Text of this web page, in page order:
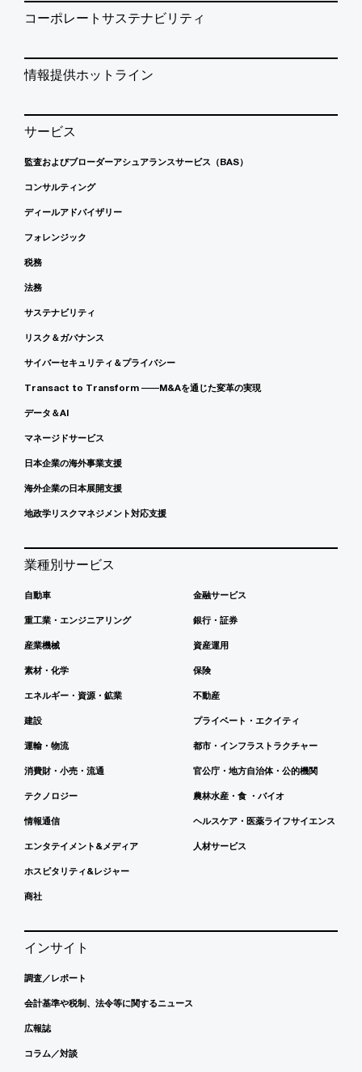
コーポレートサステナビリティ
情報提供ホットライン
サービス
監査およびブローダーアシュアランスサービス（BAS）
コンサルティング
ディールアドバイザリー
フォレンジック
税務
法務
サステナビリティ
リスク＆ガバナンス
サイバーセキュリティ＆プライバシー
Transact to Transform ――M&Aを通じた変革の実現
データ＆AI
マネージドサービス
日本企業の海外事業支援
海外企業の日本展開支援
地政学リスクマネジメント対応支援
業種別サービス
自動車
重工業・エンジニアリング
産業機械
素材・化学
エネルギー・資源・鉱業
建設
運輸・物流
消費財・小売・流通
テクノロジー
情報通信
エンタテイメント&メディア
ホスピタリティ&レジャー
商社
金融サービス
銀行・証券
資産運用
保険
不動産
プライベート・エクイティ
都市・インフラストラクチャー
官公庁・地方自治体・公的機関
農林水産・食 ・バイオ
ヘルスケア・医薬ライフサイエンス
人材サービス
インサイト
調査／レポート
会計基準や税制、法令等に関するニュース
広報誌
コラム／対談